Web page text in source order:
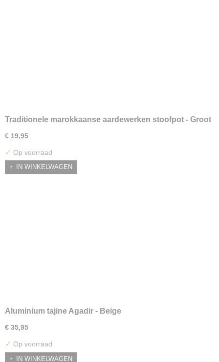
Traditionele marokkaanse aardewerken stoofpot - Groot
€ 19,95
✓ Op voorraad
IN WINKELWAGEN
Aluminium tajine Agadir - Beige
€ 35,95
✓ Op voorraad
IN WINKELWAGEN